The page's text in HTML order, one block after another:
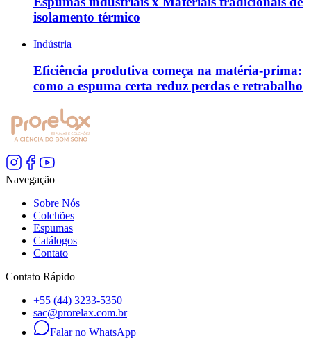
isolamento térmico
Indústria
Eficiência produtiva começa na matéria-prima:
como a espuma certa reduz perdas e retrabalho
Navegação
Sobre Nós
Colchões
Espumas
Catálogos
Contato
Contato Rápido
+55 (44) 3233-5350
sac@prorelax.com.br
Falar no WhatsApp